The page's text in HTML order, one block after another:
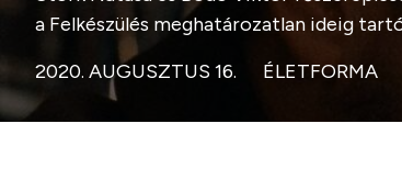
a Felkészülés meghatározatlan ideig
2020. AUGUSZTUS 16.
ÉLETFORMA